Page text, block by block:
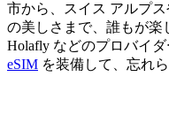
市から、スイス アルプ
の美しさまで、誰もが楽
Holafly などのプロバイ
eSIM を装備して、忘れ